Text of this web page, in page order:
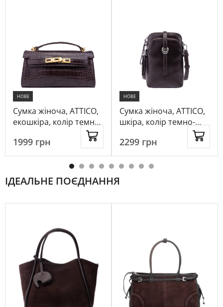
НОВЕ
Сумка жіноча, ATTICO,
екошкіра, колір темно-
коричневий, 1050278
1999 грн
НОВЕ
Сумка жіноча, ATTICO,
шкіра, колір темно-
коричневий, 1084888
2299 грн
ІДЕАЛЬНЕ ПОЄДНАННЯ